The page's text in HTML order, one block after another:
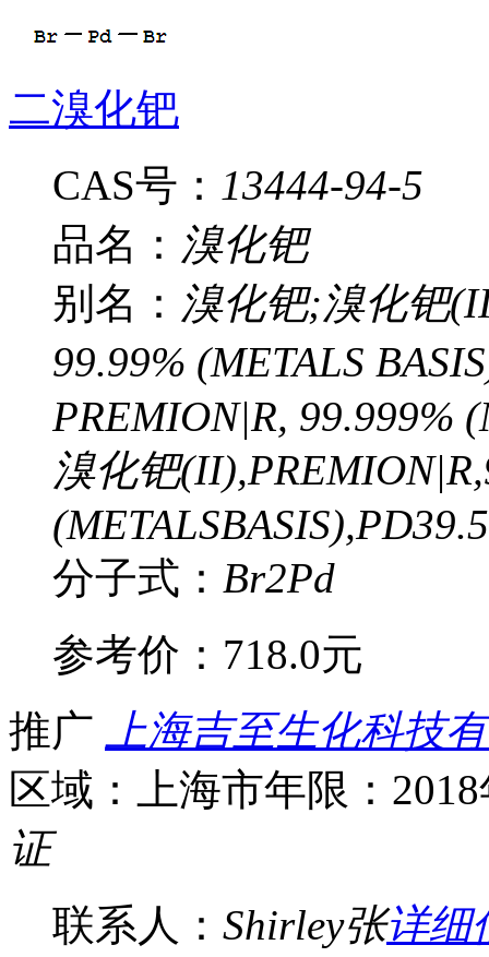
二溴化钯
CAS号： 13444-94-5
品名： 溴化钯
别名： 溴化钯;溴化钯
99.99% (METALS
PREMION|R, 99.999%
溴化钯
分子式： Br2Pd
参考价： 718.0元
推广
上海吉至生化科技
区域：上海市年限：
证
联系人： Shirley张详细